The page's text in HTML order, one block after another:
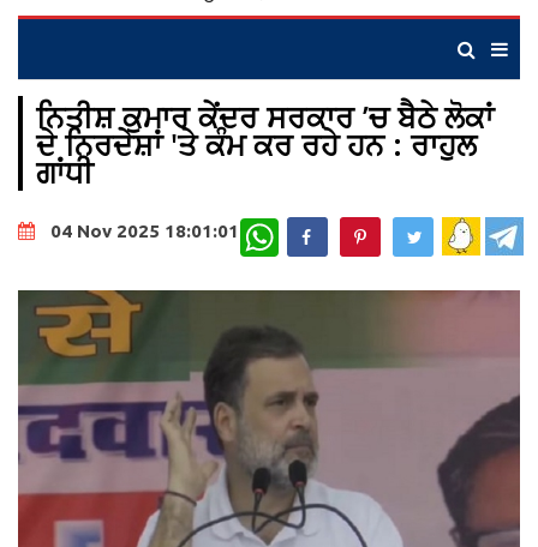
ਨਿਤੀਸ਼ ਕੁਮਾਰ ਕੇਂਦਰ ਸਰਕਾਰ ’ਚ ਬੈਠੇ ਲੋਕਾਂ
ਦੇ ਨਿਰਦੇਸ਼ਾਂ 'ਤੇ ਕੰਮ ਕਰ ਰਹੇ ਹਨ : ਰਾਹੁਲ
ਗਾਂਧੀ
04 Nov 2025 18:01:01 WhatsApp